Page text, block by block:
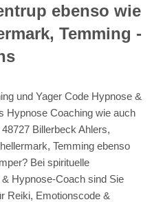
ebenso wie
Temming -
und Yager Code Hypnose &
Hypnose Coaching wie auch
Billerbeck Ahlers,
Temming ebenso
Bei spirituelle
Hypnose-Coach sind Sie
Reiki, Emotionscode &